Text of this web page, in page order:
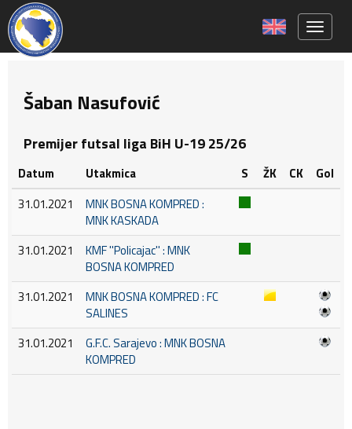
Šaban Nasufović
Premijer futsal liga BiH U-19 25/26
Datum Utakmica S ŽK CK
Gol
31.01.2021
MNK BOSNA KOMPRED :
MNK KASKADA
31.01.2021
KMF ''Policajac'' : MNK
BOSNA KOMPRED
31.01.2021
MNK BOSNA KOMPRED : FC
SALINES
31.01.2021
G.F.C. Sarajevo : MNK BOSNA
KOMPRED